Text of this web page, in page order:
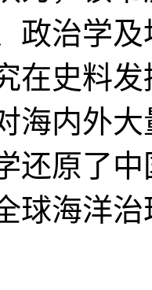
政治学
在史料
海内外
还原了
球海洋